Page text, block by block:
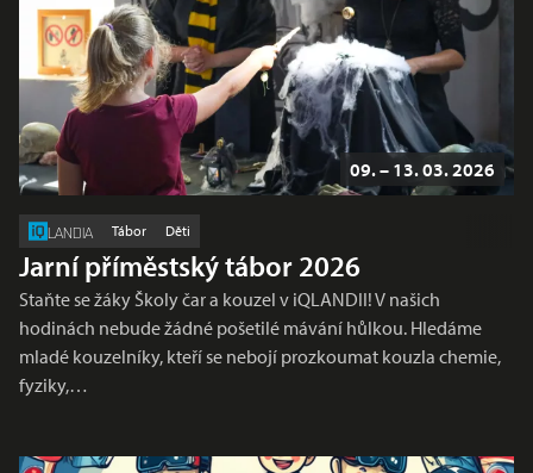
09. – 13. 03. 2026
LANDIA Tábor Děti
Jarní příměstský tábor 2026
Staňte se žáky Školy čar a kouzel v iQLANDII! V našich
hodinách nebude žádné pošetilé mávání hůlkou. Hledáme
mladé kouzelníky, kteří se nebojí prozkoumat kouzla chemie,
fyziky,…